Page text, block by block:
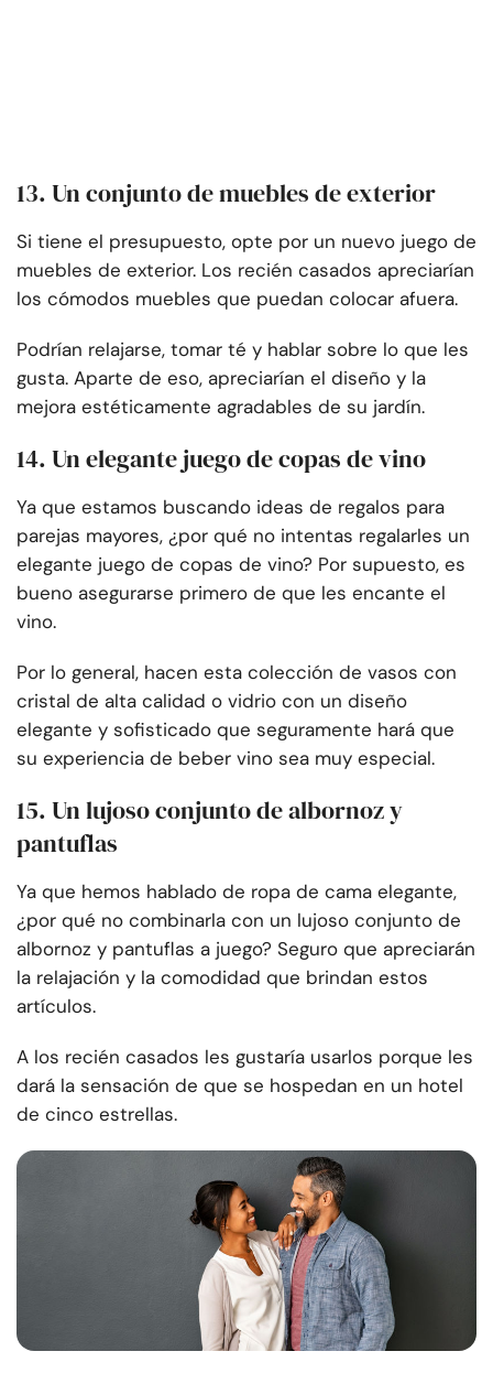
13. Un conjunto de muebles de exterior
Si tiene el presupuesto, opte por un nuevo juego de
muebles de exterior. Los recién casados apreciarían
los cómodos muebles que puedan colocar afuera.
Podrían relajarse, tomar té y hablar sobre lo que les
gusta. Aparte de eso, apreciarían el diseño y la
mejora estéticamente agradables de su jardín.
14. Un elegante juego de copas de vino
Ya que estamos buscando ideas de regalos para
parejas mayores, ¿por qué no intentas regalarles un
elegante juego de copas de vino? Por supuesto, es
bueno asegurarse primero de que les encante el
vino.
Por lo general, hacen esta colección de vasos con
cristal de alta calidad o vidrio con un diseño
elegante y sofisticado que seguramente hará que
su experiencia de beber vino sea muy especial.
15. Un lujoso conjunto de albornoz y
pantuflas
Ya que hemos hablado de ropa de cama elegante,
¿por qué no combinarla con un lujoso conjunto de
albornoz y pantuflas a juego? Seguro que apreciarán
la relajación y la comodidad que brindan estos
artículos.
A los recién casados les gustaría usarlos porque les
dará la sensación de que se hospedan en un hotel
de cinco estrellas.